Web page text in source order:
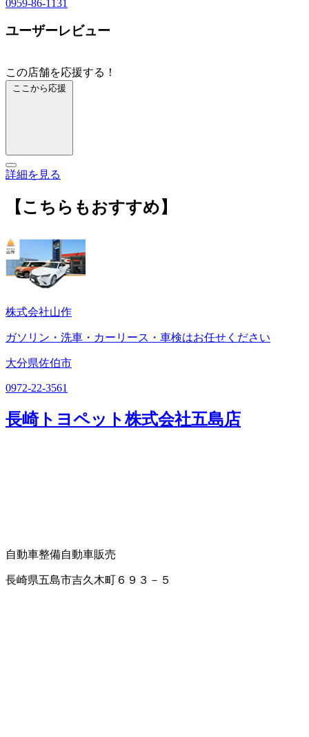
0959-86-1131
ユーザーレビュー
この店舗を応援する！
ここから応援
詳細を見る
【こちらもおすすめ】
株式会社山作
ガソリン・洗車・カーリース・車検はお任せください
大分県佐伯市
0972-22-3561
長崎トヨペット株式会社五島店
自動車整備自動車販売
長崎県五島市吉久木町６９３－５